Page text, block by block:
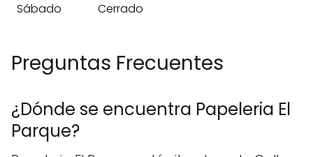
Sábado
Cerrado
Preguntas Frecuentes
¿Dónde se encuentra Papeleria El
Parque?